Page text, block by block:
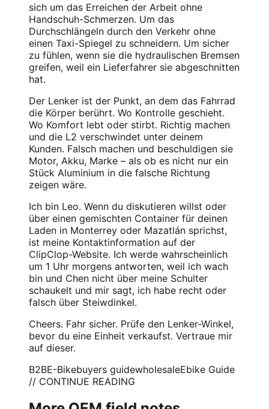
sich um das Erreichen der Arbeit ohne
Handschuh-Schmerzen. Um das
Durchschlängeln durch den Verkehr ohne
einen Taxi-Spiegel zu schneidern. Um sicher
zu fühlen, wenn sie die hydraulischen Bremsen
greifen, weil ein Lieferfahrer sie abgeschnitten
hat.
Der Lenker ist der Punkt, an dem das Fahrrad
die Körper berührt. Wo Kontrolle geschieht.
Wo Komfort lebt oder stirbt. Richtig machen
und die L2 verschwindet unter deinem
Kunden. Falsch machen und beschuldigen sie
Motor, Akku, Marke – als ob es nicht nur ein
Stück Aluminium in die falsche Richtung
zeigen wäre.
Ich bin Leo. Wenn du diskutieren willst oder
über einen gemischten Container für deinen
Laden in Monterrey oder Mazatlán sprichst,
ist meine Kontaktinformation auf der
ClipClop-Website. Ich werde wahrscheinlich
um 1 Uhr morgens antworten, weil ich wach
bin und Chen nicht über meine Schulter
schaukelt und mir sagt, ich habe recht oder
falsch über Steiwdinkel.
Cheers. Fahr sicher. Prüfe den Lenker-Winkel,
bevor du eine Einheit verkaufst. Vertraue mir
auf dieser.
B2BE-Bikebuyers guidewholesaleEbike Guide
// CONTINUE READING